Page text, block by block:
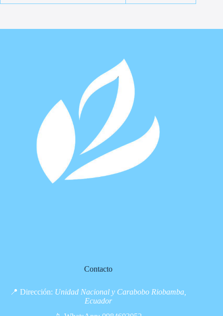
Contacto
📍 Dirección: Unidad Nacional y Carabobo Riobamba,
Ecuador